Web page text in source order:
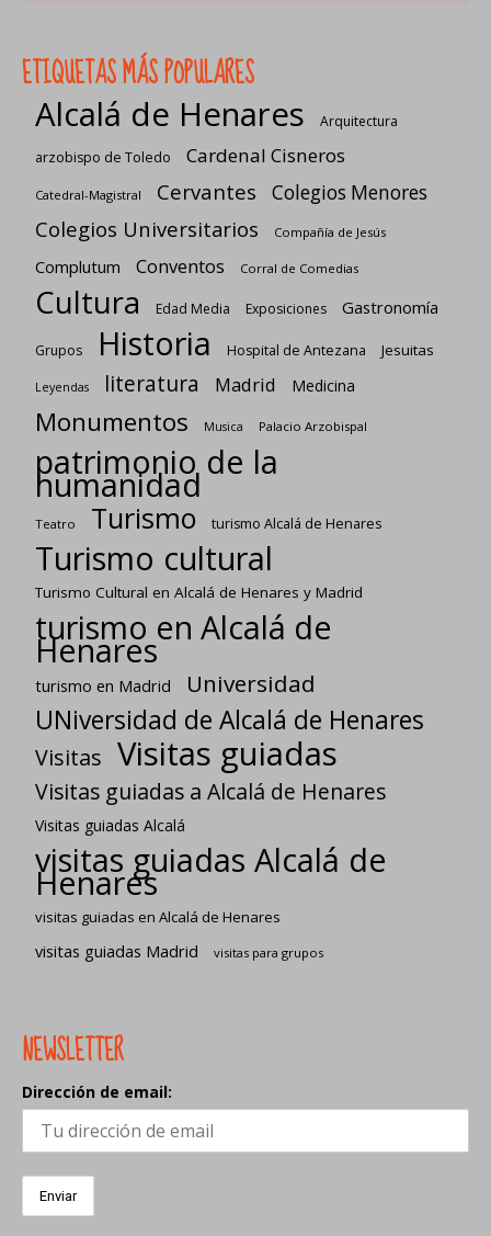
ETIQUETAS MÁS POPULARES
Alcalá de Henares
Arquitectura
arzobispo de Toledo
Cardenal Cisneros
Catedral-Magistral Cervantes Colegios Menores
Colegios Universitarios Compañía de Jesús
Complutum Conventos Corral de Comedias
Cultura Edad Media Exposiciones Gastronomía
Grupos Historia Hospital de Antezana Jesuitas
Leyendas literatura Madrid Medicina
Monumentos Musica Palacio Arzobispal
patrimonio de la
humanidad
Teatro Turismo turismo Alcalá de Henares
Turismo cultural
Turismo Cultural en Alcalá de Henares y Madrid
turismo en Alcalá de
Henares
turismo en Madrid Universidad
UNiversidad de Alcalá de Henares
Visitas Visitas guiadas
Visitas guiadas a Alcalá de Henares
Visitas guiadas Alcalá
visitas guiadas Alcalá de
Henares
visitas guiadas en Alcalá de Henares
visitas guiadas Madrid visitas para grupos
NEWSLETTER
Dirección de email: